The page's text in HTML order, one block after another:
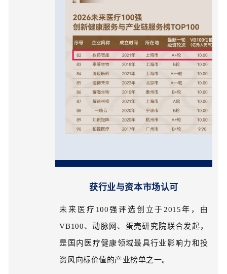
获行业与资本市场认可
未来医疗100强评选创立于2015年，由
VB100、动脉网、蛋壳研究院联合发起，
是国内医疗健康领域最具行业影响力和投
资风向标价值的产业榜单之一。